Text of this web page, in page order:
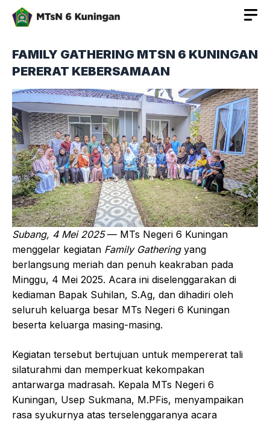
Langsung
FAMILY GATHERING MTSN 6 KUNINGAN
PERERAT KEBERSAMAAN
Subang, 4 Mei 2025— MTs Negeri 6 Kuningan
menggelar kegiatan Family Gatheringyang
berlangsung meriah dan penuh keakraban pada
Minggu, 4 Mei 2025. Acara ini diselenggarakan di
kediaman Bapak Suhilan, S.Ag, dan dihadiri oleh
seluruh keluarga besar MTs Negeri 6 Kuningan
beserta keluarga masing-masing.
Kegiatan tersebut bertujuan untuk mempererat tali
silaturahmi dan memperkuat kekompakan
antarwarga madrasah. Kepala MTs Negeri 6
Kuningan, Usep Sukmana, M.PFis, menyampaikan
rasa syukurnya atas terselenggaranya acara